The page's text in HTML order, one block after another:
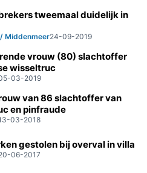
tweemaal duidelijk in
Middenmeer24-09-2019
vrouw (80) slachtoffer
wisseltruc
03-2019
van 86 slachtoffer van
en pinfraude
03-2018
gestolen bij overval in villa
06-2017